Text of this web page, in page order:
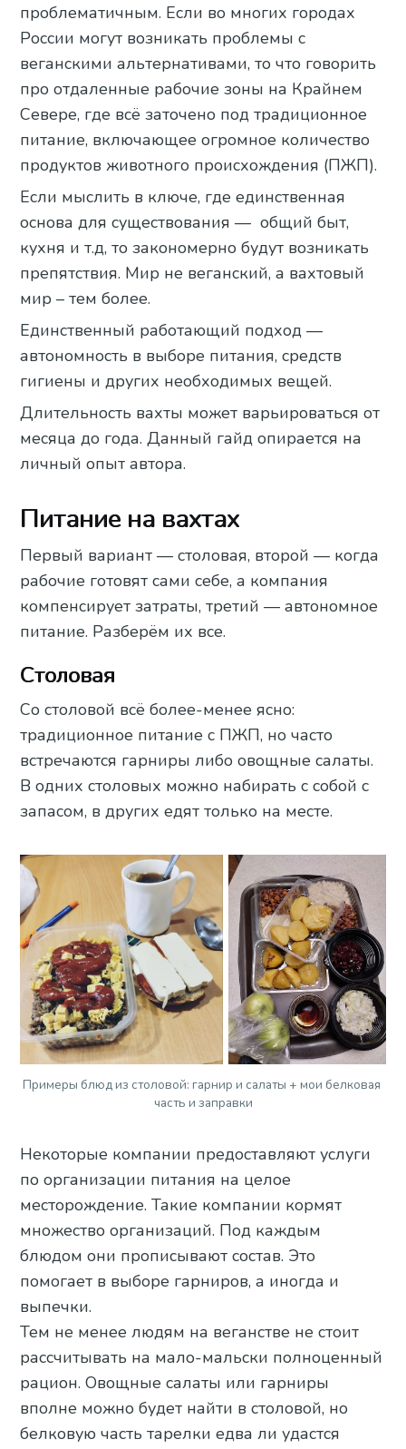
проблематичным. Если во многих городах
России могут возникать проблемы с
веганскими альтернативами, то что говорить
про отдаленные рабочие зоны на Крайнем
Севере, где всё заточено под традиционное
питание, включающее огромное количество
продуктов животного происхождения (ПЖП).
Если мыслить в ключе, где единственная
основа для существования — общий быт,
кухня и т.д, то закономерно будут возникать
препятствия. Мир не веганский, а вахтовый
мир – тем более.
Единственный работающий подход —
автономность в выборе питания, средств
гигиены и других необходимых вещей.
Длительность вахты может варьироваться от
месяца до года. Данный гайд опирается на
личный опыт автора.
Питание на вахтах
Первый вариант — столовая, второй — когда
рабочие готовят сами себе, а компания
компенсирует затраты, третий — автономное
питание. Разберём их все.
Столовая
Со столовой всё более-менее ясно:
традиционное питание с ПЖП, но часто
встречаются гарниры либо овощные салаты.
В одних столовых можно набирать с собой с
запасом, в других едят только на месте.
Примеры блюд из столовой: гарнир и салаты + мои белковая
часть и заправки
Некоторые компании предоставляют услуги
по организации питания на целое
месторождение. Такие компании кормят
множество организаций. Под каждым
блюдом они прописывают состав. Это
помогает в выборе гарниров, а иногда и
выпечки.
Тем не менее людям на веганстве не стоит
рассчитывать на мало-мальски полноценный
рацион. Овощные салаты или гарниры
вполне можно будет найти в столовой, но
белковую часть тарелки едва ли удастся